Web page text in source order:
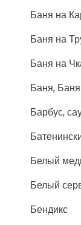
Баня на
Баня на
Баня на
Баня, Баня
Барбус,
Белый
Белый
Бендикс